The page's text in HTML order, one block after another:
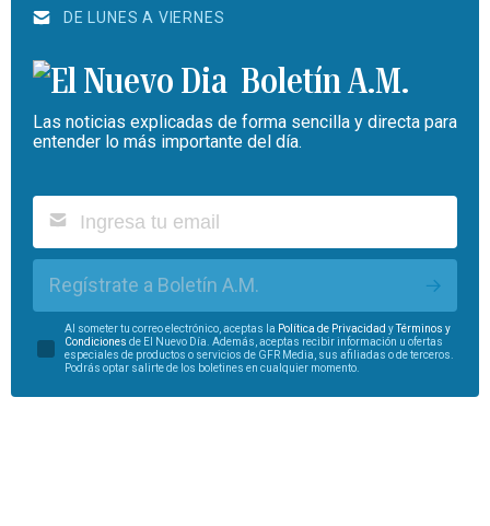
DE LUNES A VIERNES
Boletín A.M.
Las noticias explicadas de forma sencilla y directa para
entender lo más importante del día.
Regístrate a Boletín A.M.
Al someter tu correo electrónico, aceptas la Política de Privacidad yTérminos y
Condiciones de El Nuevo Día. Además, aceptas recibir información u ofertas
especiales de productos o servicios de GFR Media, sus afiliadas o de terceros.
Podrás optar salirte de los boletines en cualquier momento.